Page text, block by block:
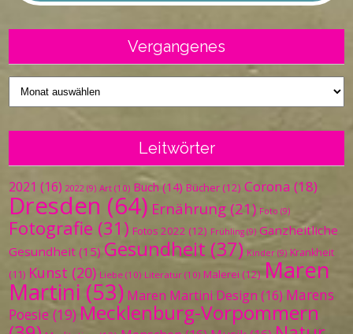
Vergangenes
Vergangenes
Leitwörter
2021 (16) 2022 (9) Art (10) Buch (14) Bücher (12) Corona (18)
Dresden (64) Ernährung (21) Foto (9)
Fotografie (31) Fotos 2022 (12) Frühling (9) Ganzheitliche
Gesundheit (15) Gesundheit (37) Kinder (9) Krankheit
(11) Kunst (20) Liebe (10) Literatur (10) Malerei (12) Maren
Martini (53) Maren Martini Design (16) Marens
Poesie (19) Mecklenburg-Vorpommern